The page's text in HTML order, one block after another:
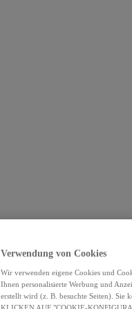
Verwendung von Cookies
Wir verwenden eigene Cookies und
Ihnen personalisierte Werbung und
erstellt wird (z. B. besuchte Seiten). Sie